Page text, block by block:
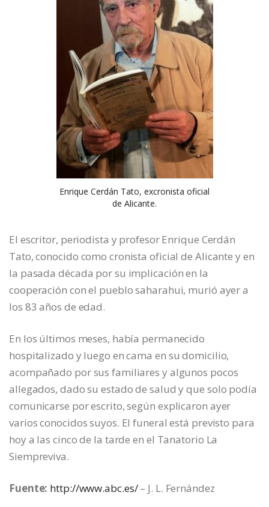
Enrique Cerdán Tato, excronista oficial
de Alicante.
El escritor, periodista y profesor Enrique Cerdán
Tato, conocido como cronista oficial de Alicante y en
la pasada década por su implicación en la
cooperación con el pueblo saharahui, murió ayer a
los 83 años de edad.
En los últimos meses, había permanecido
hospitalizado y luego en cama en su domicilio,
acompañado por sus familiares y algunos pocos
allegados, dado su estado de salud y que solo podía
comunicarse por escrito, según explicaron ayer
varios conocidos suyos. El funeral está previsto para
hoy a las cinco de la tarde en el Tanatorio La
Siempreviva.
Fuente: http://www.abc.es/– J. L. Fernández